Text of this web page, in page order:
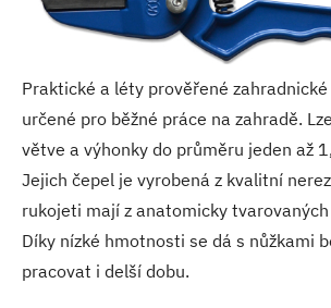
Praktické a léty prověřené zahradnické
určené pro běžné práce na zahradě.
větve a výhonky do průměru jeden až
Jejich čepel je vyrobená z kvalitní
rukojeti mají z anatomicky
Díky nízké hmotnosti se dá s nůžkami
pracovat i delší dobu.